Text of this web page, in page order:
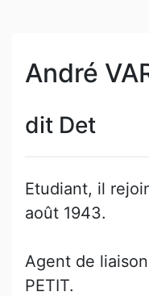
André
dit Det
Etudiant, il
août 1943.
Agent de
PETIT.